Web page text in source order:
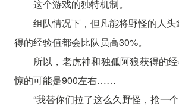
这个游戏的独特机制。
组队情况下，但凡能将野怪的人
得的经验值都会比队员高30%。
所以，老虎神和独孤阿狼获得的
惊的可能是900左右……
“我替你们拉了这么久野怪，抢一